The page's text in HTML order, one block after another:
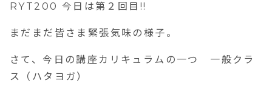
RYT200 今日は第２回目!!
まだまだ皆さま緊張気味の様子。
さて、今日の講座カリキュラムの一つ 一般クラ
ス（ハタヨガ）